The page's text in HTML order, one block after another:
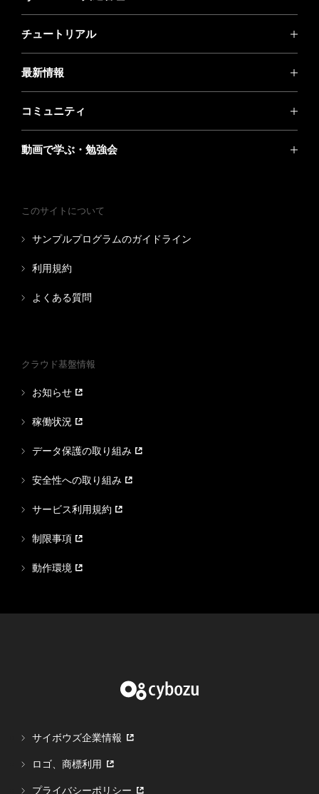
チュートリアル
最新情報
コミュニティ
動画で学ぶ・勉強会
このサイトについて
サンプルプログラムのガイドライン
利用規約
よくある質問
クラウド基盤情報
お知らせ
稼働状況
データ保護の取り組み
安全性への取り組み
サービス利用規約
制限事項
動作環境
サイボウズ企業情報
ロゴ、商標利用
プライバシーポリシー